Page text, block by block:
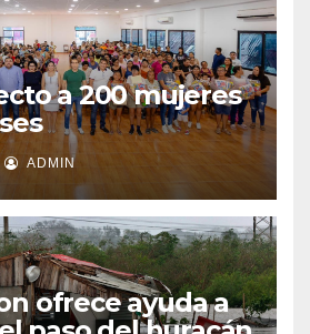
a 200 mujeres
ADMIN
ofrece ayuda a